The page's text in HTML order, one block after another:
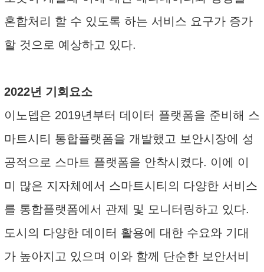
혼합처리 할 수 있도록 하는 서비스 요구가 증가
할 것으로 예상하고 있다.
2022년 기회요소
이노뎁은 2019년부터 데이터 플랫폼을 준비해 스
마트시티 통합플랫폼을 개발했고 보안시장에 성
공적으로 스마트 플랫폼을 안착시켰다. 이에 이
미 많은 지자체에서 스마트시티의 다양한 서비스
를 통합플랫폼에서 관제 및 모니터링하고 있다.
도시의 다양한 데이터 활용에 대한 수요와 기대
가 높아지고 있으며 이와 함께 단순한 보안서비